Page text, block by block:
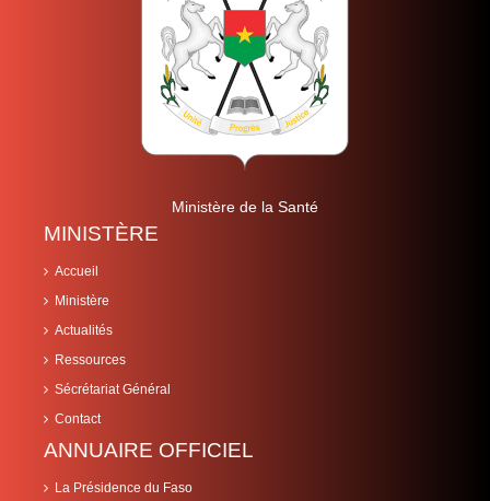
Ministère de la Santé
MINISTÈRE
Accueil
Ministère
Actualités
Ressources
Sécrétariat Général
Contact
ANNUAIRE OFFICIEL
La Présidence du Faso